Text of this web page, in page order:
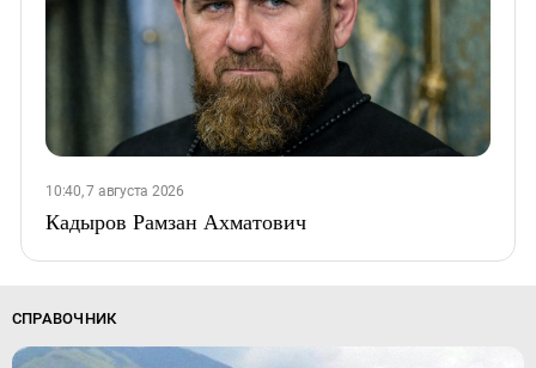
10:40, 7 августа 2026
Кадыров Рамзан Ахматович
СПРАВОЧНИК